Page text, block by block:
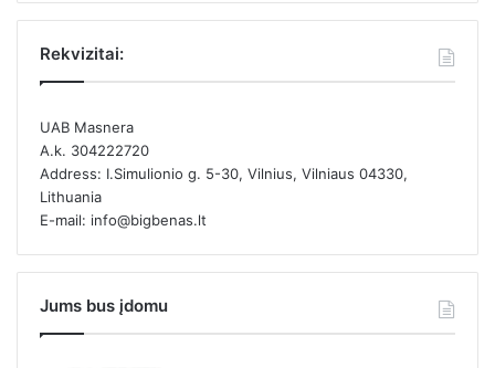
Rekvizitai:
UAB Masnera
A.k. 304222720
Address: I.Simulionio g. 5-30, Vilnius, Vilniaus 04330,
Lithuania
E-mail: info@bigbenas.lt
Jums bus įdomu